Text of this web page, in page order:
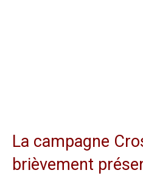
La campagne
brièvement